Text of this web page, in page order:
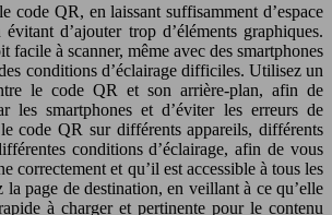
code QR, en laissant suffisamment d’espace
d’ajouter trop d’éléments graphiques.
facile à scanner, même avec des smartphones
conditions d’éclairage difficiles. Utilisez un
le code QR et son arrière-plan, afin de
les smartphones et d’éviter les erreurs de
code QR sur différents appareils, différents
conditions d’éclairage, afin de vous
correctement et qu’il est accessible à tous les
la page de destination, en veillant à ce qu’elle
à charger et pertinente pour le contenu